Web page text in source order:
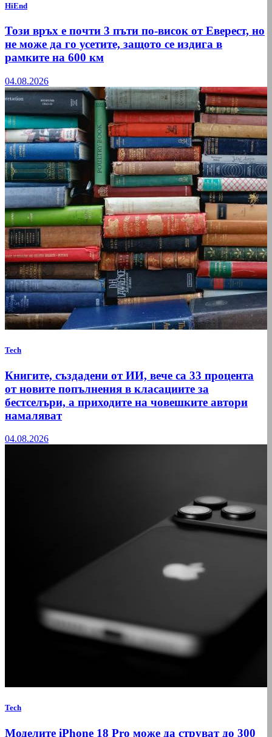
HiEnd
Този връх е почти 3 пъти по-висок от Еверест, но
не може да го усетите, защото се издига в
рамките на 600 км
04.08.2026
Tech
Книгите, създадени от ИИ, вече са 33 процента
от новите попълнения в класациите за
бестселъри, а приходите на човешките автори
намаляват
04.08.2026
Tech
Моделите iPhone 18 Pro може да струват до 300